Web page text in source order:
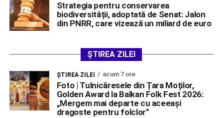
Strategia pentru conservarea
biodiversității, adoptată de Senat: Jalon
din PNRR, care vizează un miliard de euro
ȘTIREA ZILEI
ŞTIREA ZILEI acum 7 ore
Foto | Tulnicăresele din Țara Moților,
Golden Award la Balkan Folk Fest 2026:
„Mergem mai departe cu aceeași
dragoste pentru folclor”